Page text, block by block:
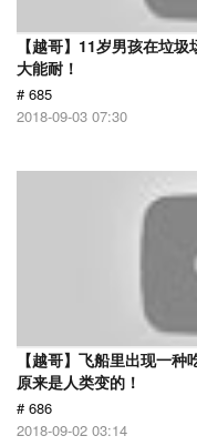
【越哥】11岁男孩在垃
大能耐！
# 685
2018-09-03 07:30
【越哥】飞船里出现一
原来是人类变的！
# 686
2018-09-02 03:14